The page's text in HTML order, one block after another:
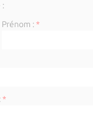
:
Prénom :*
*